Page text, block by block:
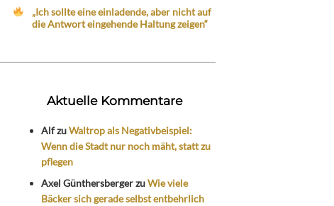
„Ich sollte eine einladende, aber nicht auf
die Antwort eingehende Haltung zeigen“
Aktuelle Kommentare
AlfzuWaltrop als Negativbeispiel:
Wenn die Stadt nur noch mäht, statt zu
pflegen
Axel GünthersbergerzuWie viele
Bäcker sich gerade selbst entbehrlich